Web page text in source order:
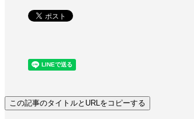
この記事のタイトルとURLをコピーする